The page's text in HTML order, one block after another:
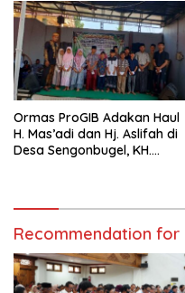
Ormas ProGIB Adakan Haul
H. Mas’adi dan Hj. Aslifah di
Desa Sengonbugel, KH.
Recommendation for